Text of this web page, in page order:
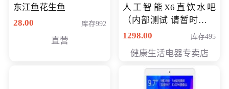
东江鱼花生鱼
28.00
库存992
直营
人工智能X6直饮水吧
（内部测试 请暂时不要
购买）
1298.00 库存495
健康生活电器专卖店